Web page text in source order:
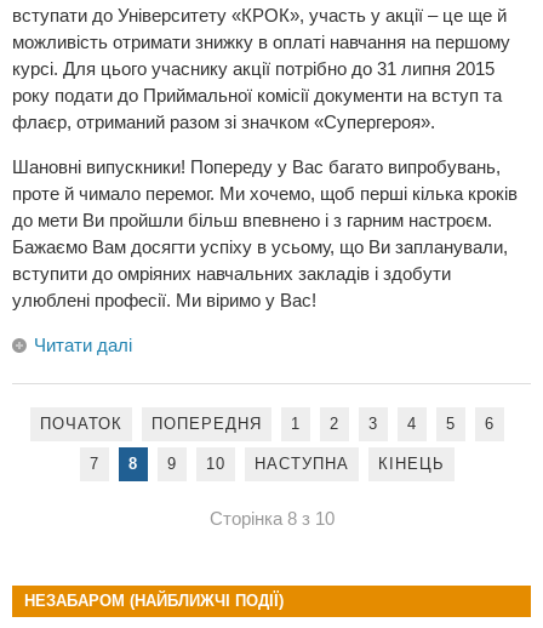
вступати до Університету «КРОК», участь у акції – це ще й
можливість отримати знижку в оплаті навчання на першому
курсі. Для цього учаснику акції потрібно до 31 липня 2015
року подати до Приймальної комісії документи на вступ та
флаєр, отриманий разом зі значком «Супергероя».
Шановні випускники! Попереду у Вас багато випробувань,
проте й чимало перемог. Ми хочемо, щоб перші кілька кроків
до мети Ви пройшли більш впевнено і з гарним настроєм.
Бажаємо Вам досягти успіху в усьому, що Ви запланували,
вступити до омріяних навчальних закладів і здобути
улюблені професії. Ми віримо у Вас!
Читати далі
ПОЧАТОК ПОПЕРЕДНЯ 1 2 3 4 5 6
7 8 9 10 НАСТУПНА КІНЕЦЬ
Сторінка 8 з 10
НЕЗАБАРОМ (НАЙБЛИЖЧІ ПОДІЇ)